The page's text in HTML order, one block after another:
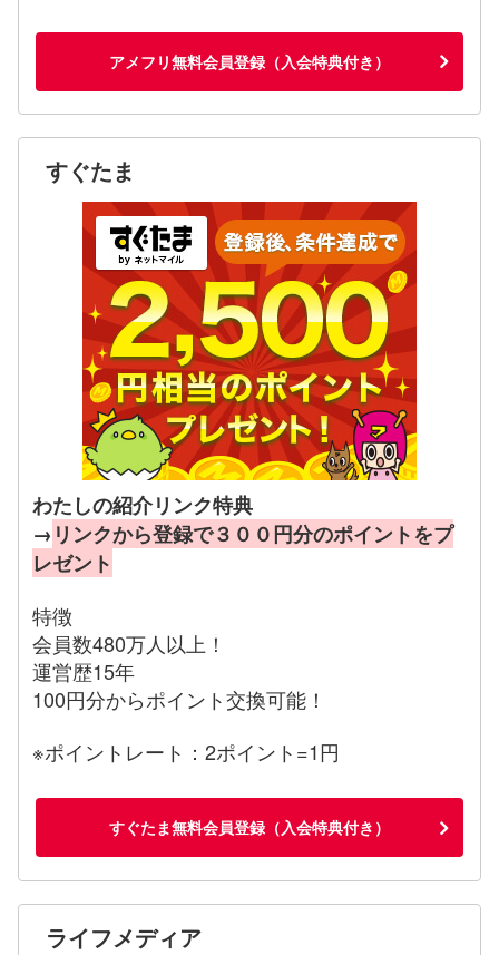
アメフリ無料会員登録（入会特典付き）
すぐたま
わたしの紹介リンク特典
→ リンクから登録で３００円分のポイントをプ
レゼント
特徴
会員数480万人以上！
運営歴15年
100円分からポイント交換可能！
※ポイントレート：2ポイント=1円
すぐたま無料会員登録（入会特典付き）
ライフメディア